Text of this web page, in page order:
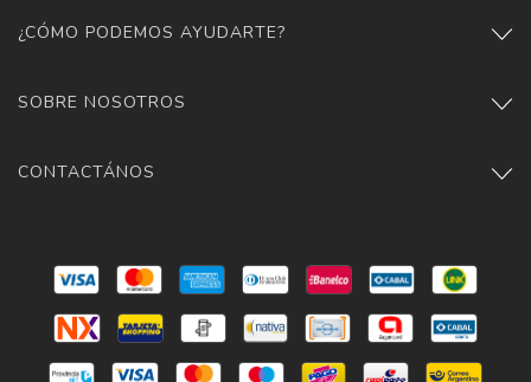
¿CÓMO PODEMOS AYUDARTE?
SOBRE NOSOTROS
CONTACTÁNOS